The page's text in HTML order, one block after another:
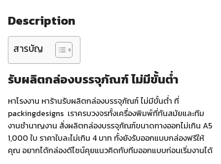
Description
สารบัญ
รับผลิตกล่องบรรจุภัณฑ์ ไม่มีขั้นต่ำ
หาโรงงาน หาร้านรับผลิตกล่องบรรจุภัณฑ์ ไม่มีขั้นต่ำ ที่
packingdesigns เราครบวงจรทั้งเครื่องพิมพ์ที่ทันสมัยและทีม
งานชำนาญงาน สั่งผลิตกล่องบรรจุภัณฑ์ขนาดกางออกไม่เกิน A5
1,000 ใบ ราคาใบละไม่เกิน 4 บาท ทั้งยังรับออกแบบกล่องฟรีให้
คุณ อยากได้กล่องดีไซน์คุยแนวคิดกับทีมออกแบบก่อนเริ่มงานได้